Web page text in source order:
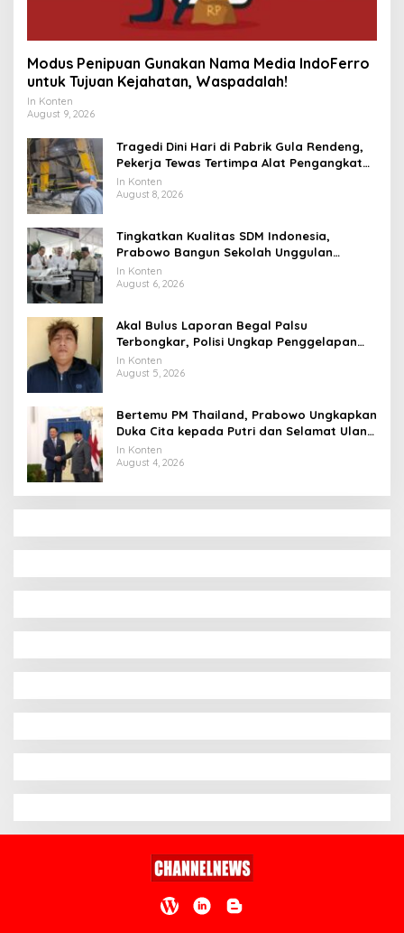
Modus Penipuan Gunakan Nama Media IndoFerro
untuk Tujuan Kejahatan, Waspadalah!
In Konten
August 9, 2026
Tragedi Dini Hari di Pabrik Gula Rendeng,
Pekerja Tewas Tertimpa Alat Pengangkat
Tebu
In Konten
August 8, 2026
Tingkatkan Kualitas SDM Indonesia,
Prabowo Bangun Sekolah Unggulan
hingga Undang Universitas Terbaik Dunia
In Konten
August 6, 2026
Akal Bulus Laporan Begal Palsu
Terbongkar, Polisi Ungkap Penggelapan
Uang Perusahaan untuk Crypto
In Konten
August 5, 2026
Bertemu PM Thailand, Prabowo Ungkapkan
Duka Cita kepada Putri dan Selamat Ulang
Tahun ke Raja Thailand
In Konten
August 4, 2026